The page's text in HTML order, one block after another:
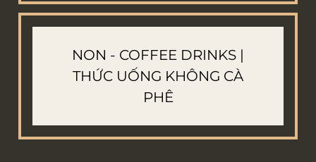
NON - COFFEE DRINKS |
THỨC UỐNG KHÔNG CÀ
PHÊ